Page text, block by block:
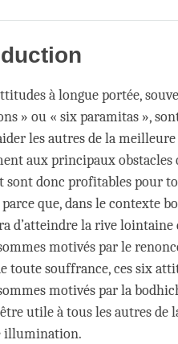
à longue portée,
» ou « six paramitas »,
les autres de la
aux principaux obstacles
sont donc profitables pour
que, dans le contexte
d’atteindre la rive lointaine
motivés par le
toute souffrance, ces six
motivés par la
utile à tous les autres de
illumination.